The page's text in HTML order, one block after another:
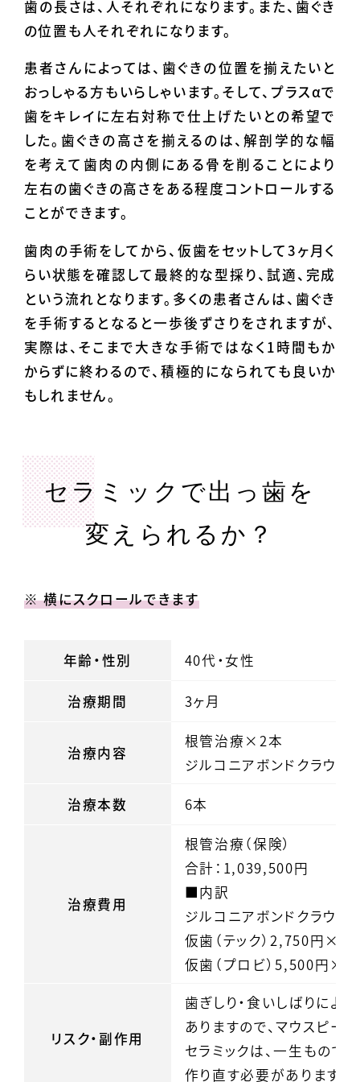
歯の長さは、人それぞれになります。また、歯ぐき
の位置も人それぞれになります。
患者さんによっては、歯ぐきの位置を揃えたいと
おっしゃる方もいらしゃいます。そして、プラスαで
歯をキレイに左右対称で仕上げたいとの希望で
した。歯ぐきの高さを揃えるのは、解剖学的な幅
を考えて歯肉の内側にある骨を削ることにより
左右の歯ぐきの高さをある程度コントロールする
ことができます。
歯肉の手術をしてから、仮歯をセットして3ヶ月く
らい状態を確認して最終的な型採り、試適、完成
という流れとなります。多くの患者さんは、歯ぐき
を手術するとなると一歩後ずさりをされますが、
実際は、そこまで大きな手術ではなく1時間もか
からずに終わるので、積極的になられても良いか
もしれません。
セラミックで出っ歯を
変えられるか？
※ 横にスクロールできます
年齢・性別 40代・女性
治療期間 3ヶ月
治療内容
根管治療×2本
ジルコニアボンドクラウ
治療本数 6本
治療費用
根管治療（保険）
合計：1,039,500円
■内訳
ジルコニアボンドクラウ
仮歯（テック）2,750円×6
仮歯（プロビ）5,500円×6
リスク・副作用
歯ぎしり・食いしばりによ
ありますので、マウスピー
セラミックは、一生もので
作り直す必要があります。